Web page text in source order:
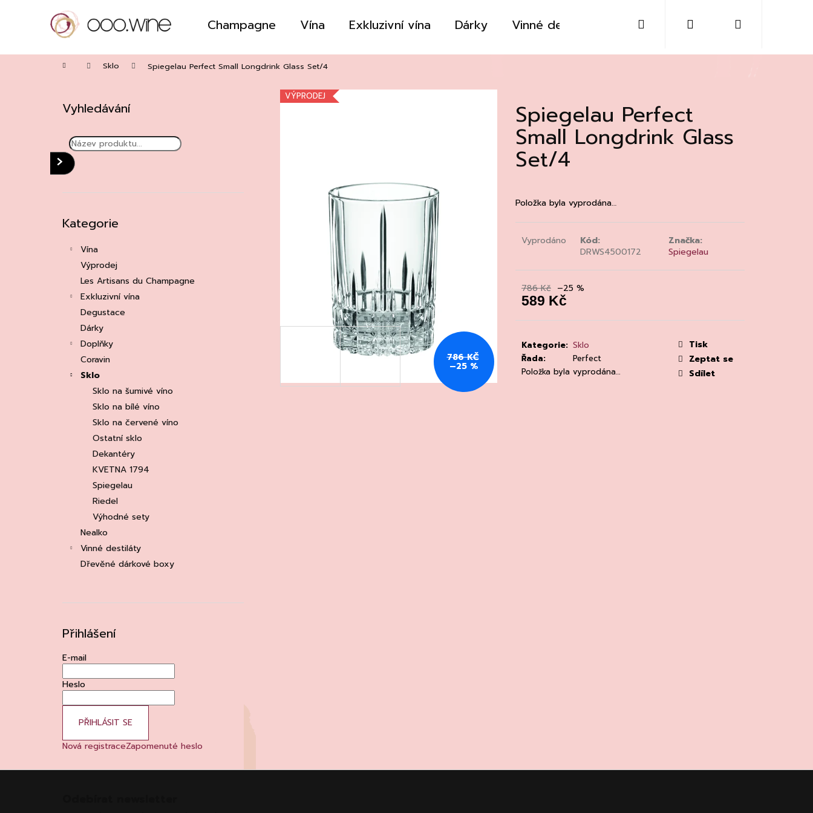
Champagne Vína Exkluzivní vína Dárky Vinné destiláty Sklo Doplňky Kontakt
Přihlášení
Domů Sklo Spiegelau Perfect Small Longdrink Glass Set/4
r
a
n
Vyhledávání
HLEDAT
kategorie
Kategorie
Vína
Výprodej
Les Artisans du Champagne
Exkluzivní vína
Degustace
Dárky
Doplňky
Coravin
Sklo
Sklo na šumivé víno
Sklo na bílé víno
Sklo na červené víno
Ostatní sklo
Dekantéry
KVETNA 1794
Spiegelau
Riedel
Výhodné sety
Nealko
Vinné destiláty
Dřevěné dárkové boxy
Přihlášení
E-mail
Heslo
PŘIHLÁSIT SE
Nová registraceZapomenuté heslo
Spiegelau Perfect
Small Longdrink Glass
Set/4
Položka byla vyprodána…
Vyprodáno
Kód:
DRWS4500172
Značka:
Spiegelau
786 Kč –25 %
589 Kč
cena:
Kategorie: Sklo
Řada:
Perfect
Položka byla vyprodána…
Tisk
Zeptat se
Sdílet
VÝPRODEJ
786 KČ
–25 %
Zpět
Co potřebujete najít?
Následující
ASOLO PROSECCO SUPERIORE DOCG
BRUT, MARTIGNAGO
253 Kč
Původně: 335 Kč
CHATELDON, VODA PERLIVÁ
DEGUSTACE DOMAINE 'ALZIPRATU
Z